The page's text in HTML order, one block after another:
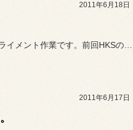
2011年6月18日
2011年6月17日